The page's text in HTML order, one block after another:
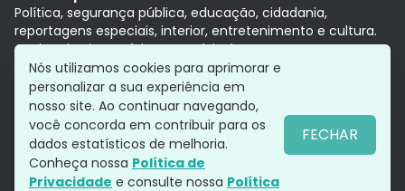
Política, segurança pública, educação, cidadania,
reportagens especiais, interior, entretenimento e cultura.
Aqui, tudo vira notícia e a notícia é no tempo presente,
com a credibilidade do Grupo Aratu.
Grupo Aratu
Política de privacidade
Siga-nos
Nós utilizamos cookies para aprimorar e
personalizar a sua experiência em
nosso site. Ao continuar navegando,
você concorda em contribuir para os
dados estatísticos de melhoria.
Conheça nossa Política de
Privacidade e consulte nossa Política
FECHAR